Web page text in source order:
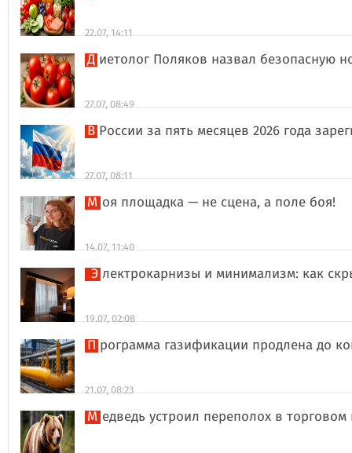
22.07, 14:11
Диетолог Поляков назвал безопасную
27.07, 08:49
В России за пять месяцев 2026 года
27.07, 08:11
Моя площадка — не сцена, а поле боя!
14.07, 11:40
Электрокарнизы и минимализм: как
19.07, 02:08
Программа газификации продлена до
21.07, 08:23
Медведь устроил переполох в